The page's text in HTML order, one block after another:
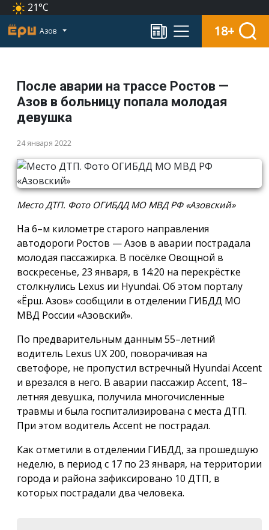
21°C
Азов 18+
После аварии на трассе Ростов —
Азов в больницу попала молодая
девушка
24 января 2022
Место ДТП. Фото ОГИБДД МО МВД РФ «Азовский»
На 6–м километре старого направления
автодороги Ростов — Азов в аварии пострадала
молодая пассажирка. В посёлке Овощной в
воскресенье, 23 января, в 14:20 на перекрёстке
столкнулись Lexus ии Hyundai. Об этом порталу
«Ёрш. Азов» сообщили в отделении ГИБДД МО
МВД России «Азовский».
По предварительным данным 55–летний
водитель Lexus UX 200, поворачивая на
светофоре, не пропустил встречный Hyundai Accent
и врезался в него. В аварии пассажир Accent, 18–
летняя девушка, получила многочисленные
травмы и была госпитализирована с места ДТП.
При этом водитель Accent не пострадал.
Как отметили в отделении ГИБДД, за прошедшую
неделю, в период с 17 по 23 января, на территории
города и района зафиксировано 10 ДТП, в
которых пострадали два человека.